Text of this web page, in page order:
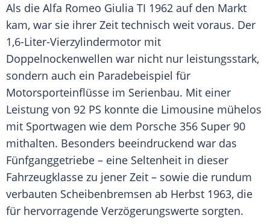
Als die Alfa Romeo Giulia TI 1962 auf den Markt
kam, war sie ihrer Zeit technisch weit voraus. Der
1,6-Liter-Vierzylindermotor mit
Doppelnockenwellen war nicht nur leistungsstark,
sondern auch ein Paradebeispiel für
Motorsporteinflüsse im Serienbau. Mit einer
Leistung von 92 PS konnte die Limousine mühelos
mit Sportwagen wie dem Porsche 356 Super 90
mithalten. Besonders beeindruckend war das
Fünfganggetriebe – eine Seltenheit in dieser
Fahrzeugklasse zu jener Zeit – sowie die rundum
verbauten Scheibenbremsen ab Herbst 1963, die
für hervorragende Verzögerungswerte sorgten.